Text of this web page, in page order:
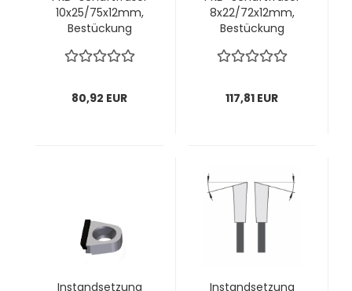
10x25/75x12mm,
Bestückung
1 VPE = 1 Stck
80,92 EUR
8x22/72x12mm,
Bestückung
1 VPE = 1 Stck
117,81 EUR
Instandsetzung Instandsetzung